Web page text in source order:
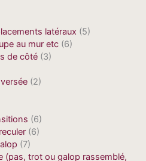
latéraux (5)
au mur etc (6)
de côté (3)
(2)
(6)
(6)
(7)
(pas, trot ou galop rassemblé,